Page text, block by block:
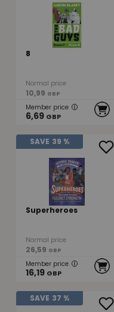
8
Normal price
10,99 GBP
Member price
6,69 GBP
SAVE 39 %
Superheroes
Normal price
26,59 GBP
Member price
16,19 GBP
SAVE 37 %